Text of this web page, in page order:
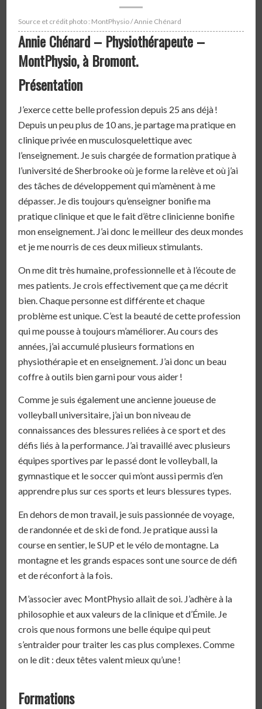
Source et crédit photo : MontPhysio / Annie Chénard
Annie Chénard – Physiothérapeute –
MontPhysio, à Bromont.
Présentation
J’exerce cette belle profession depuis 25 ans déjà !
Depuis un peu plus de 10 ans, je partage ma pratique en
clinique privée en musculosquelettique avec
l’enseignement. Je suis chargée de formation pratique à
l’université de Sherbrooke où je forme la relève et où j’ai
des tâches de développement qui m’amènent à me
dépasser. Je dis toujours qu’enseigner bonifie ma
pratique clinique et que le fait d’être clinicienne bonifie
mon enseignement. J’ai donc le meilleur des deux mondes
et je me nourris de ces deux milieux stimulants.
On me dit très humaine, professionnelle et à l’écoute de
mes patients. Je crois effectivement que ça me décrit
bien. Chaque personne est différente et chaque
problème est unique. C’est la beauté de cette profession
qui me pousse à toujours m’améliorer. Au cours des
années, j’ai accumulé plusieurs formations en
physiothérapie et en enseignement. J’ai donc un beau
coffre à outils bien garni pour vous aider !
Comme je suis également une ancienne joueuse de
volleyball universitaire, j’ai un bon niveau de
connaissances des blessures reliées à ce sport et des
défis liés à la performance. J’ai travaillé avec plusieurs
équipes sportives par le passé dont le volleyball, la
gymnastique et le soccer qui m’ont aussi permis d’en
apprendre plus sur ces sports et leurs blessures types.
En dehors de mon travail, je suis passionnée de voyage,
de randonnée et de ski de fond. Je pratique aussi la
course en sentier, le SUP et le vélo de montagne. La
montagne et les grands espaces sont une source de défi
et de réconfort à la fois.
M’associer avec MontPhysio allait de soi. J’adhère à la
philosophie et aux valeurs de la clinique et d’Émile. Je
crois que nous formons une belle équipe qui peut
s’entraider pour traiter les cas plus complexes. Comme
on le dit : deux têtes valent mieux qu’une !
Formations